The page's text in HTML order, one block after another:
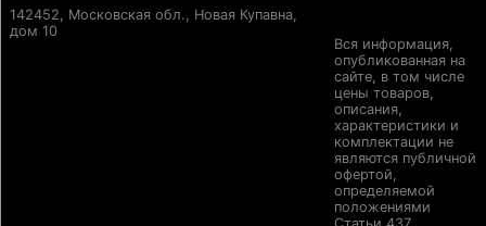
142452, Московская обл., Новая Купавна,
дом 10
Вся информация,
опубликованная на
сайте, в том числе
цены товаров,
описания,
характеристики и
комплектации не
являются публичной
офертой,
определяемой
положениями